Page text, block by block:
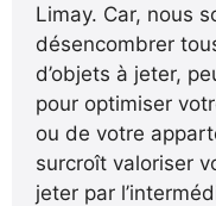
Limay. Car, nous
désencombrer
d’objets à jeter,
pour optimiser
ou de votre
surcroît valoriser
jeter par